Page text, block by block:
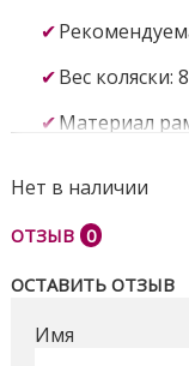
Вес коляски:
Материал
Ткань:
Нет в наличии
ОТЗЫВ 0
ОСТАВИТЬ ОТЗЫВ
Имя